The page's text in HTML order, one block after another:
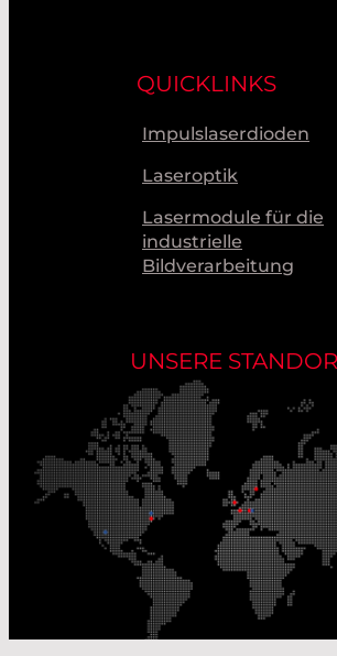
QUICKLINKS
Impulslaserdioden
Laseroptik
Lasermodule für die
industrielle
Bildverarbeitung
UNSERE